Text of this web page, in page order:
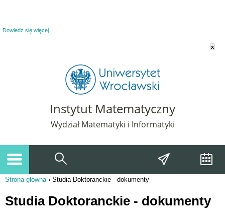
Dowiedz się więcej
x
Instytut Matematyczny
Wydział Matematyki i Informatyki
Strona główna› Studia Doktoranckie - dokumenty
Studia Doktoranckie - dokumenty